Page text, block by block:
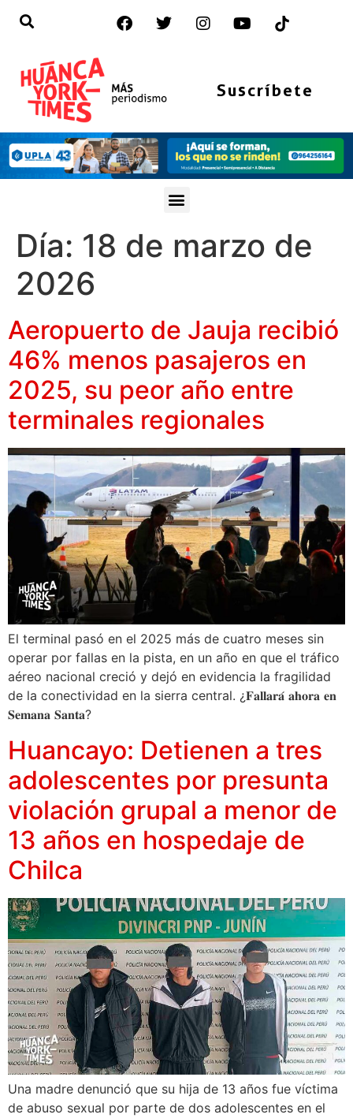
Suscríbete
Día: 18 de marzo de
2026
Aeropuerto de Jauja recibió
46% menos pasajeros en
2025, su peor año entre
terminales regionales
El terminal pasó en el 2025 más de cuatro meses sin
operar por fallas en la pista, en un año en que el tráfico
aéreo nacional creció y dejó en evidencia la fragilidad
de la conectividad en la sierra central. ¿𝐅𝐚𝐥𝐥𝐚𝐫𝐚́ 𝐚𝐡𝐨𝐫𝐚 𝐞𝐧
𝐒𝐞𝐦𝐚𝐧𝐚 𝐒𝐚𝐧𝐭𝐚?
Huancayo: Detienen a tres
adolescentes por presunta
violación grupal a menor de
13 años en hospedaje de
Chilca
Una madre denunció que su hija de 13 años fue víctima
de abuso sexual por parte de dos adolescentes en el